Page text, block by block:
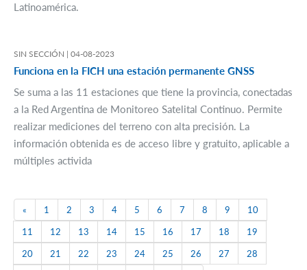
Latinoamérica.
SIN SECCIÓN | 04-08-2023
Funciona en la FICH una estación permanente GNSS
Se suma a las 11 estaciones que tiene la provincia, conectadas
a la Red Argentina de Monitoreo Satelital Continuo. Permite
realizar mediciones del terreno con alta precisión. La
información obtenida es de acceso libre y gratuito, aplicable a
múltiples activida
« Previous
1 2 3 4 5 6 7 8 9
10
11
12 13 14 15 16 17 18
19
20
21 22 23 24 25 26 27
28